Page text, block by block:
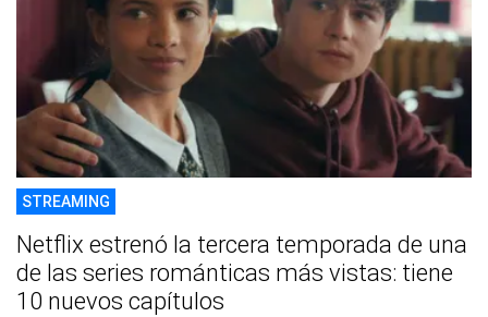
STREAMING
Netflix estrenó la tercera temporada de una
de las series románticas más vistas: tiene
10 nuevos capítulos